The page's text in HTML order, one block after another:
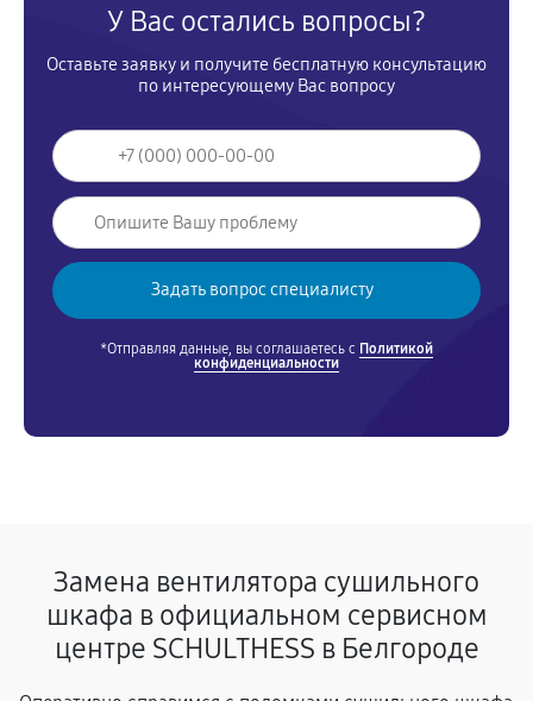
У Вас остались вопросы?
Оставьте заявку и получите бесплатную консультацию
по интересующему Вас вопросу
*Отправляя данные, вы соглашаетесь с Политикой
конфиденциальности
Замена вентилятора сушильного
шкафа в официальном сервисном
центре SCHULTHESS в Белгороде